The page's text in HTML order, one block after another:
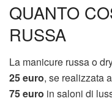
QUANTO
RUSSA
La manicure russa o
25 euro, se realizzata
75 euro in saloni di